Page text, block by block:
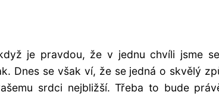
je pravdou, že v jednu chvíli jsme
Dnes se však ví, že se jedná o skvělý
srdci nejbližší. Třeba to bude